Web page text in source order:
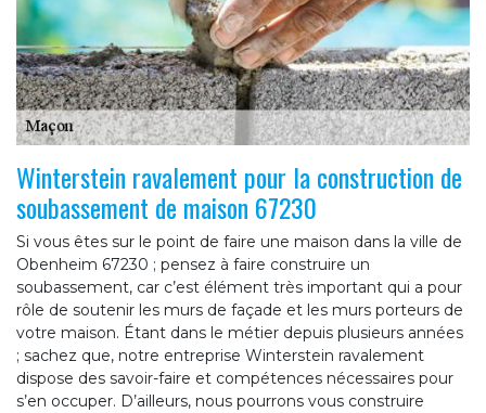
Winterstein ravalement pour la construction de
soubassement de maison 67230
Si vous êtes sur le point de faire une maison dans la ville de
Obenheim 67230 ; pensez à faire construire un
soubassement, car c’est élément très important qui a pour
rôle de soutenir les murs de façade et les murs porteurs de
votre maison. Étant dans le métier depuis plusieurs années
; sachez que, notre entreprise Winterstein ravalement
dispose des savoir-faire et compétences nécessaires pour
s’en occuper. D’ailleurs, nous pourrons vous construire